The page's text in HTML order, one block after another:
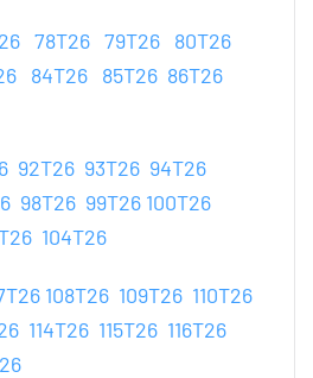
78T26 79T26 80T26
84T26 85T26 86T26
92T26 93T26 94T26
98T26 99T26 100T26
104T26
108T26 109T26 110T26
114T26 115T26 116T26